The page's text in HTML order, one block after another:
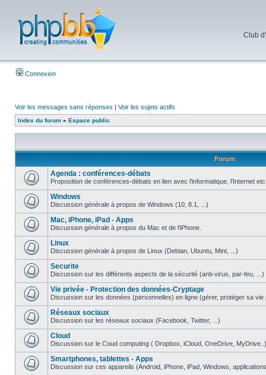
Club
Connexion
Voir les messages sans réponses | Voir les sujets actifs
Index du forum » Espace public
Forum
Agenda : conférences-débats
Proposition de conférences-débats en lien avec l'informatique, l'Internet
Windows
Discussion générale à propos de Windows (10, 8.1, ...)
Mac, iPhone, iPad - Apps
Discussion générale à propos du Mac et de l'iPhone.
Linux
Discussion générale à propos de Linux (Debian, Ubuntu, Mint, ...)
Securite
Discussion sur les différents aspects de la sécurité (anti-virus, par-feu, ...)
Vie privée - Protection des données-Cryptage
Discussion sur les données (personnelles) en ligne (gérer, protéger sa
Réseaux sociaux
Discussion sur les réseaux sociaux (Facebook, Twitter, ...)
Cloud
Discussion sur le Coud computing ( Dropbox, iCloud, OneDrive, MyDrive..)
Smartphones, tablettes - Apps
Discussion sur ces appareils (Android, iPhone, iPad, Windows,